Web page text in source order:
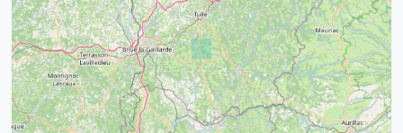
15
21
14
39
52 68
43